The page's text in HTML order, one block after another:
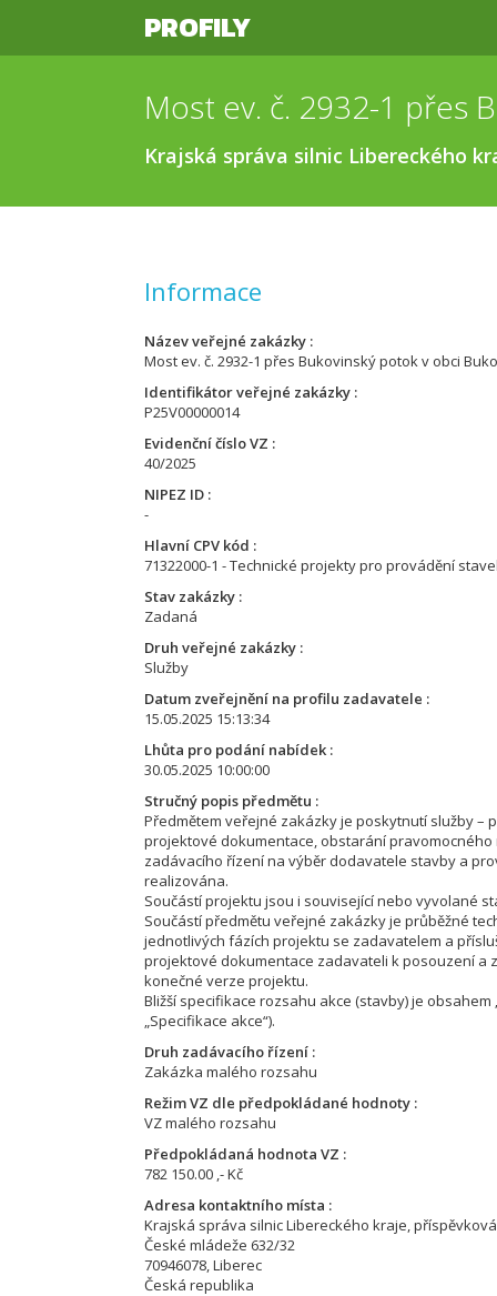
PROFILY
Krajská správa silnic Libereckého
Informace
Název veřejné zakázky
Most ev. č. 2932-1 přes Bukovinský potok v obci
Identifikátor veřejné zakázky
P25V00000014
Evidenční číslo VZ
40/2025
NIPEZ ID
-
Hlavní CPV kód
71322000-1 - Technické projekty pro provádění
Stav zakázky
Zadaná
Druh veřejné zakázky
Služby
Datum zveřejnění na profilu zadavatele
15.05.2025 15:13:34
Lhůta pro podání nabídek
30.05.2025 10:00:00
Stručný popis předmětu
Předmětem veřejné zakázky je poskytnutí služby
projektové dokumentace, obstarání
zadávacího řízení na výběr dodavatele stavby a
realizována.
Součástí projektu jsou i související nebo vyvolané
Součástí předmětu veřejné zakázky je průběžné
jednotlivých fázích projektu se zadavatelem a
projektové dokumentace zadavateli k posouzení
konečné verze projektu.
Bližší specifikace rozsahu akce (stavby) je
„Specifikace akce“).
Druh zadávacího řízení
Zakázka malého rozsahu
Režim VZ dle předpokládané hodnoty
VZ malého rozsahu
Předpokládaná hodnota VZ
782 150.00 ,- Kč
Adresa kontaktního místa
Krajská správa silnic Libereckého kraje,
České mládeže 632/32
70946078, Liberec
Česká republika